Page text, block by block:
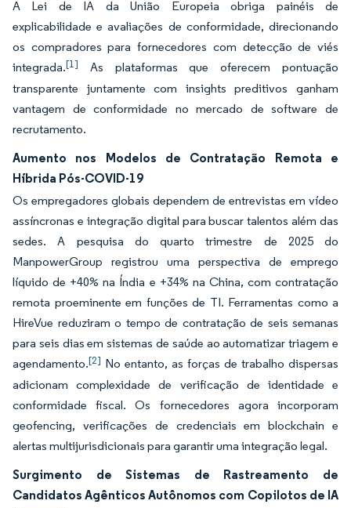
A Lei de IA da União Europeia obriga painéis de
explicabilidade e avaliações de conformidade, direcionando
os compradores para fornecedores com detecção de viés
integrada.[1]
As plataformas que oferecem pontuação
transparente juntamente com insights preditivos ganham
vantagem de conformidade no mercado de software de
recrutamento.
Aumento nos Modelos de Contratação Remota e
Híbrida Pós-COVID-19
Os empregadores globais dependem de entrevistas em vídeo
assíncronas e integração digital para buscar talentos além das
sedes. A pesquisa do quarto trimestre de 2025 do
ManpowerGroup registrou uma perspectiva de emprego
líquido de +40% na Índia e +34% na China, com contratação
remota proeminente em funções de TI. Ferramentas como a
HireVue reduziram o tempo de contratação de seis semanas
para seis dias em sistemas de saúde ao automatizar triagem e
agendamento.[2] No entanto, as forças de trabalho dispersas
adicionam complexidade de verificação de identidade e
conformidade fiscal. Os fornecedores agora incorporam
geofencing, verificações de credenciais em blockchain e
alertas multijurisdicionais para garantir uma integração legal.
Surgimento de Sistemas de Rastreamento de
Candidatos Agênticos Autônomos com Copilotos de IA